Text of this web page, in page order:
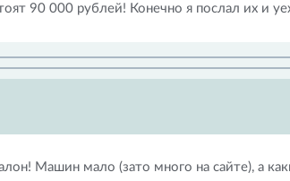
90 000 рублей! Конечно я послал их и
Машин мало (зато много на сайте), а